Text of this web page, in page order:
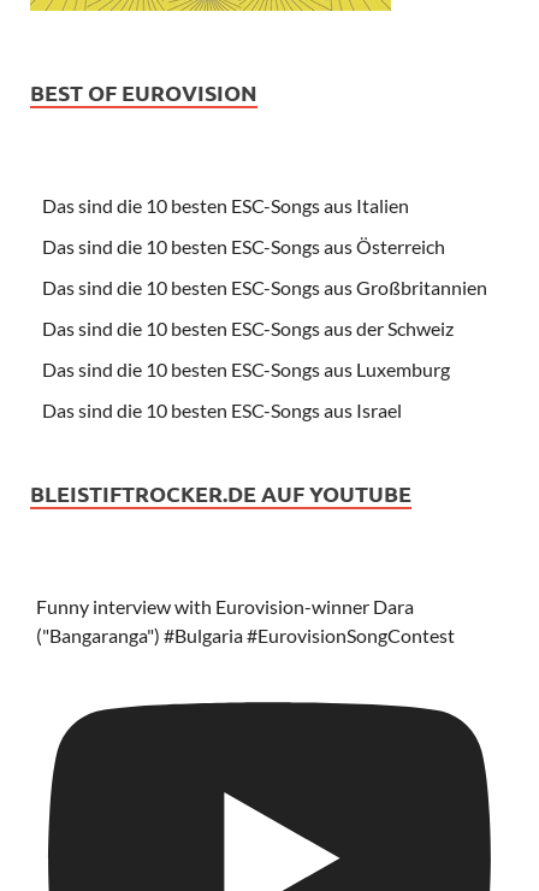
BEST OF EUROVISION
Das sind die 10 besten ESC-Songs aus Italien
Das sind die 10 besten ESC-Songs aus Österreich
Das sind die 10 besten ESC-Songs aus Großbritannien
Das sind die 10 besten ESC-Songs aus der Schweiz
Das sind die 10 besten ESC-Songs aus Luxemburg
Das sind die 10 besten ESC-Songs aus Israel
BLEISTIFTROCKER.DE AUF YOUTUBE
Funny interview with Eurovision-winner Dara
("Bangaranga") #Bulgaria #EurovisionSongContest